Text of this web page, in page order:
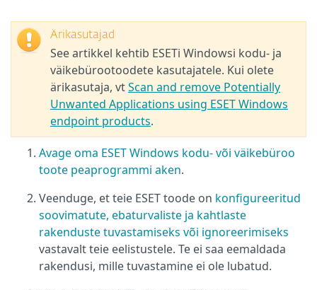
Ärikasutajad
See artikkel kehtib ESETi Windowsi kodu- ja
väikebürootoodete kasutajatele. Kui olete
ärikasutaja, vtScan and remove Potentially
Unwanted Applications using ESET Windows
endpoint products.
Avage oma ESET Windows kodu- või väikebüroo
toote peaprogrammi aken.
Veenduge, et teie ESET toode on konfigureeritud
soovimatute, ebaturvaliste ja kahtlaste
rakenduste tuvastamiseks või ignoreerimiseks
vastavalt teie eelistustele. Te ei saa eemaldada
rakendusi, mille tuvastamine ei ole lubatud.